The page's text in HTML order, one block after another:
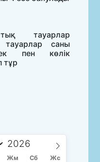
тауарлар
тауарлар саны
пен көлік
тұр
Жм Сб Жс